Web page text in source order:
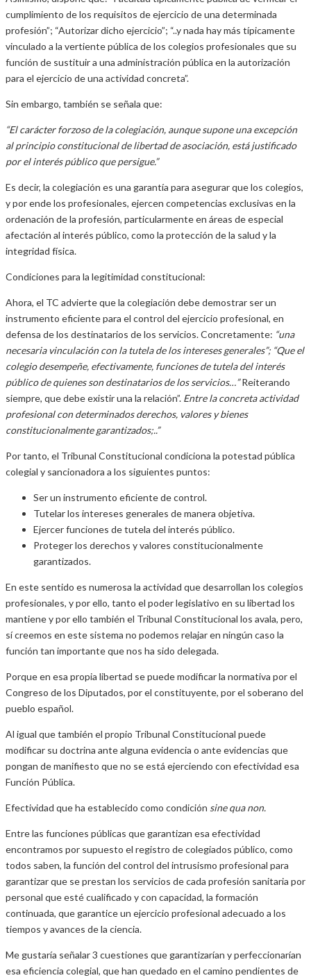
cumplimiento de los requisitos de ejercicio de una determinada
profesión”; “Autorizar dicho ejercicio”; “..y nada hay más típicamente
vinculado a la vertiente pública de los colegios profesionales que su
función de sustituir a una administración pública en la autorización
para el ejercicio de una actividad concreta”.
Sin embargo, también se señala que:
“El carácter forzoso de la colegiación, aunque supone una excepción
al principio constitucional de libertad de asociación, está justificado
por el interés público que persigue.”
Es decir, la colegiación es una garantía para asegurar que los colegios,
y por ende los profesionales, ejercen competencias exclusivas en la
ordenación de la profesión, particularmente en áreas de especial
afectación al interés público, como la protección de la salud y la
integridad física.
Condiciones para la legitimidad constitucional:
Ahora, el TC advierte que la colegiación debe demostrar ser un
instrumento eficiente para el control del ejercicio profesional, en
defensa de los destinatarios de los servicios. Concretamente: “una
necesaria vinculación con la tutela de los intereses generales”; “Que el
colegio desempeñe, efectivamente, funciones de tutela del interés
público de quienes son destinatarios de los servicios…”Reiterando
siempre, que debe existir una la relación”. Entre la concreta actividad
profesional con determinados derechos, valores y bienes
constitucionalmente garantizados;..”
Por tanto, el Tribunal Constitucional condiciona la potestad pública
colegial y sancionadora a los siguientes puntos:
Ser un instrumento eficiente de control.
Tutelar los intereses generales de manera objetiva.
Ejercer funciones de tutela del interés público.
Proteger los derechos y valores constitucionalmente
garantizados.
En este sentido es numerosa la actividad que desarrollan los colegios
profesionales, y por ello, tanto el poder legislativo en su libertad los
mantiene y por ello también el Tribunal Constitucional los avala, pero,
sí creemos en este sistema no podemos relajar en ningún caso la
función tan importante que nos ha sido delegada.
Porque en esa propia libertad se puede modificar la normativa por el
Congreso de los Diputados, por el constituyente, por el soberano del
pueblo español.
Al igual que también el propio Tribunal Constitucional puede
modificar su doctrina ante alguna evidencia o ante evidencias que
pongan de manifiesto que no se está ejerciendo con efectividad esa
Función Pública.
Efectividad que ha establecido como condición sine qua non.
Entre las funciones públicas que garantizan esa efectividad
encontramos por supuesto el registro de colegiados público, como
todos saben, la función del control del intrusismo profesional para
garantizar que se prestan los servicios de cada profesión sanitaria por
personal que esté cualificado y con capacidad, la formación
continuada, que garantice un ejercicio profesional adecuado a los
tiempos y avances de la ciencia.
Me gustaría señalar 3 cuestiones que garantizarían y perfeccionarían
esa eficiencia colegial, que han quedado en el camino pendientes de